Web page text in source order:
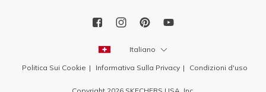
Italiano
Politica Sui Cookie Informativa Sulla Privacy Condizioni d'uso